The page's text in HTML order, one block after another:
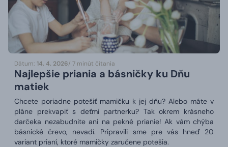
Dátum: 14. 4. 2026/ 7 minút čítania
Najlepšie priania a básničky ku Dňu
matiek
Chcete poriadne potešiť mamičku k jej dňu? Alebo máte v
pláne prekvapiť s deťmi partnerku? Tak okrem krásneho
darčeka nezabudnite ani na pekné prianie! Ak vám chýba
básnické črevo, nevadí. Pripravili sme pre vás hneď 20
variant prianí, ktoré mamičky zaručene potešia.